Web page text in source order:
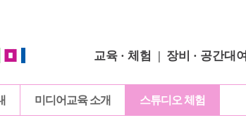
교육 · 체험 장비 · 공간대여
미디어교육 소개 스튜디오 체험